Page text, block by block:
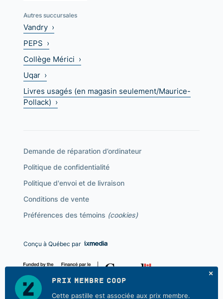
Autres succursales
Vandry ›
PEPS ›
Collège Mérici ›
Uqar ›
Livres usagés (en magasin seulement/Maurice-
Pollack) ›
Demande de réparation d’ordinateur
Politique de confidentialité
Politique d'envoi et de livraison
Conditions de vente
Préférences des témoins (cookies)
Conçu à Québec par